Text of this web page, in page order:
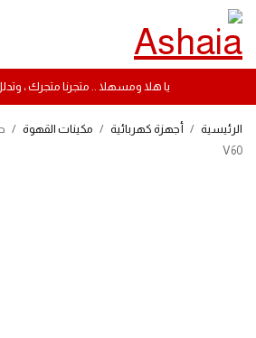
يا هلا ومسهلا .. متجرنا متجرك ،
الرئيسية / أجهزة كهربائية / مكينات القهوة /
V60